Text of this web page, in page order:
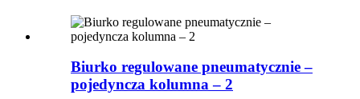
Biurko regulowane pneumatycznie –
pojedyncza kolumna – 2